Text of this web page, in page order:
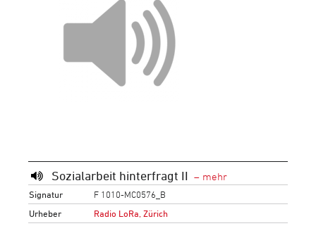
Sozialarbeit hinterfragt II
Signatur
F 1010-MC0576_B
Urheber
Radio LoRa, Zürich